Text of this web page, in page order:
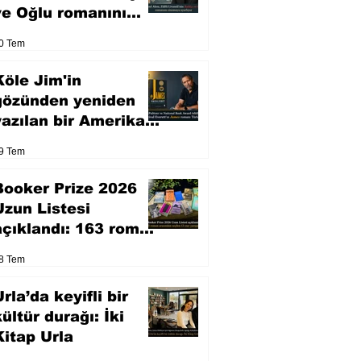
Oğlu romanını
Tem
Jim'in
yeniden
bir Amerikan
Tem
Prize 2026
Listesi
163 roman
Tem
keyifli bir
durağı: İki
Urla